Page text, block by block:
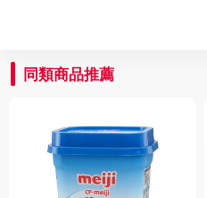
同類商品推薦